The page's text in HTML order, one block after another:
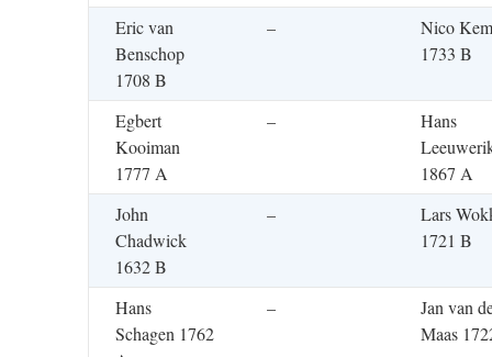
Eric van
Benschop
1708 B
–
Nico
1733 B
Egbert
Kooiman
1777 A
–
Hans
1867 A
John
Chadwick
1632 B
–
Lars
1721 B
Hans
Schagen 1762
–
Jan van
Maas